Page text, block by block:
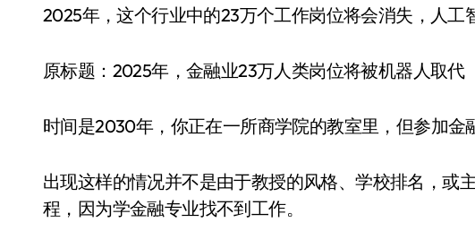
2025年，这个行业中的23万个工作岗位将会消失，人工
原标题：2025年，金融业23万人类岗位将被机器人取代
时间是2030年，你正在一所商学院的教室里，但参加金
出现这样的情况并不是由于教授的风格、学校排名，或
程，因为学金融专业找不到工作。